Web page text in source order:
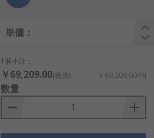
単価：
1個小計：
￥69,209.00(税抜) ￥69,209.00/個
数量